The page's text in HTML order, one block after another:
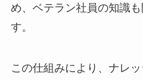
め、ベテラン社員の知識
す。
この仕組みにより、ナレ